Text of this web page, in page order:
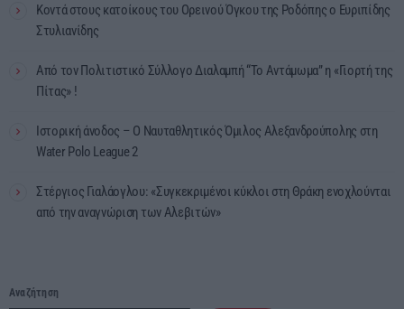
Κοντά στους κατοίκους του Ορεινού Όγκου της Ροδόπης ο Ευριπίδης
Στυλιανίδης
Από τον Πολιτιστικό Σύλλογο Διαλαμπή “Το Αντάμωμα” η «Γιορτή της
Πίτας» !
Ιστορική άνοδος – Ο Ναυταθλητικός Όμιλος Αλεξανδρούπολης στη
Water Polo League 2
Στέργιος Γιαλάογλου: «Συγκεκριμένοι κύκλοι στη Θράκη ενοχλούνται
από την αναγνώριση των Αλεβιτών»
Αναζήτηση